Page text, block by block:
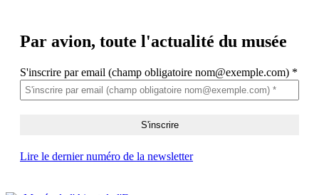
Par avion, toute l'actualité du musée
S'inscrire par email (champ obligatoire nom@exemple.com) *
Lire le dernier numéro de la newsletter